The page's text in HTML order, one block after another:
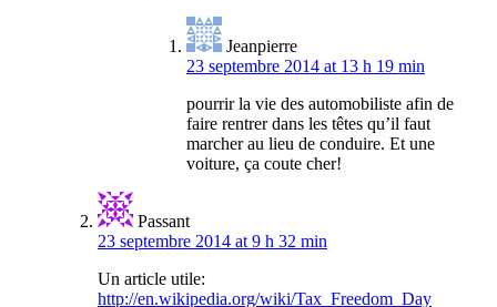
Jeanpierre
23 septembre 2014 at 13 h 19 min
pourrir la vie des automobiliste afin de
faire rentrer dans les têtes qu’il faut
marcher au lieu de conduire. Et une
voiture, ça coute cher!
Passant
23 septembre 2014 at 9 h 32 min
Un article utile:
http://en.wikipedia.org/wiki/Tax_Freedom_Day